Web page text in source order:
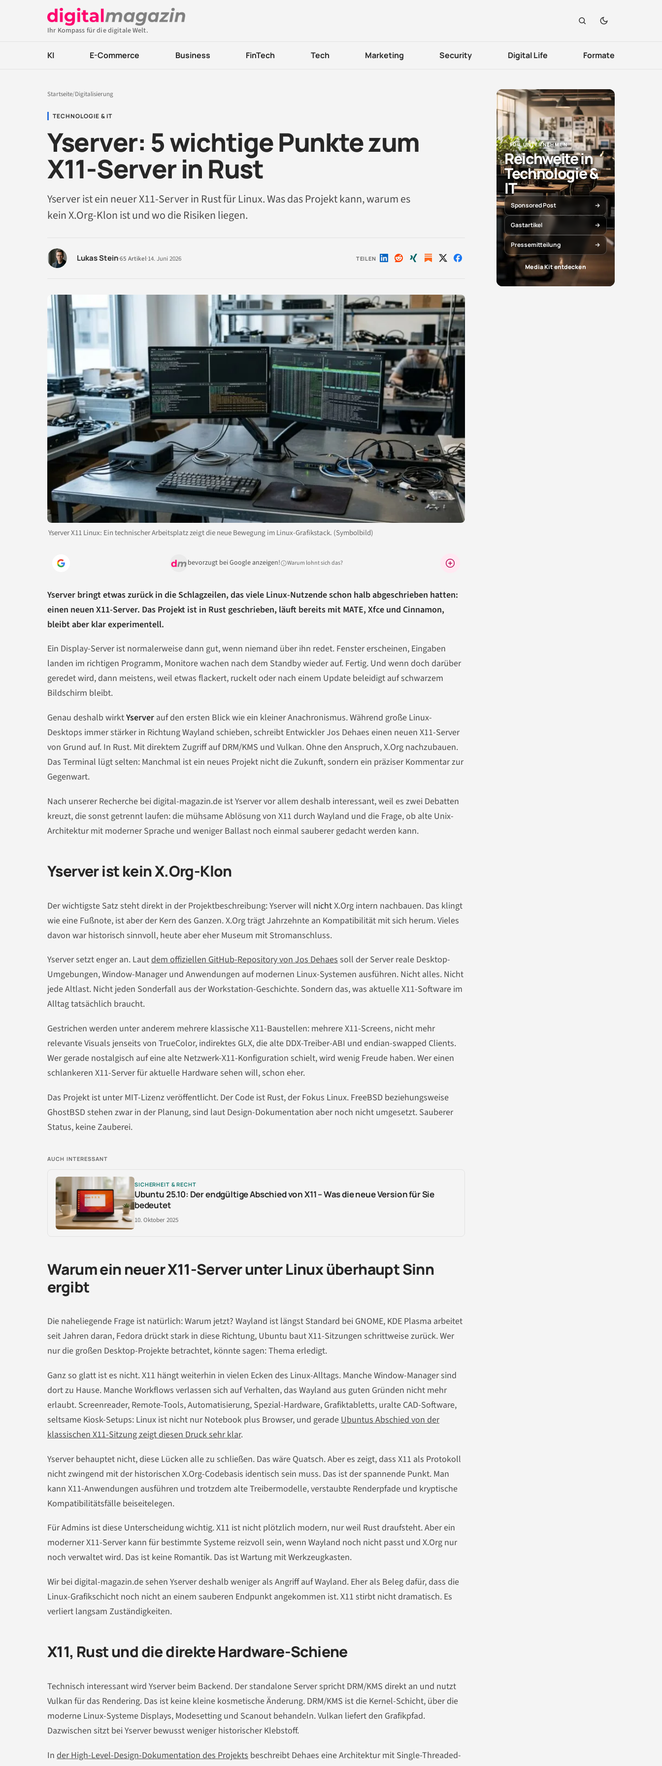
Ihr Kompass für die digitale Welt.
KI E-Commerce Business FinTech Tech Marketing Security Digital Life Formate
Startseite/Digitalisierung
TECHNOLOGIE & IT
Yserver: 5 wichtige Punkte zum
X11-Server in Rust
Yserver ist ein neuer X11-Server in Rust für Linux. Was das Projekt kann, warum es
kein X.Org-Klon ist und wo die Risiken liegen.
Lukas Stein·65 Artikel·14. Juni 2026 TEILEN Auf Auf Auf Auf Auf
Yserver X11 Linux: Ein technischer Arbeitsplatz zeigt die neue Bewegung im Linux-Grafikstack. (Symbolbild)
bevorzugt bei Google anzeigen! Warum lohnt sich das?
Yserver bringt etwas zurück in die Schlagzeilen, das viele Linux-Nutzende schon halb abgeschrieben hatten:
einen neuen X11-Server. Das Projekt ist in Rust geschrieben, läuft bereits mit MATE, Xfce und Cinnamon,
bleibt aber klar experimentell.
Ein Display-Server ist normalerweise dann gut, wenn niemand über ihn redet. Fenster erscheinen, Eingaben
landen im richtigen Programm, Monitore wachen nach dem Standby wieder auf. Fertig. Und wenn doch darüber
geredet wird, dann meistens, weil etwas flackert, ruckelt oder nach einem Update beleidigt auf schwarzem
Bildschirm bleibt.
Genau deshalb wirktYserver auf den ersten Blick wie ein kleiner Anachronismus. Während große Linux-
Desktops immer stärker in Richtung Wayland schieben, schreibt Entwickler Jos Dehaes einen neuen X11-Server
von Grund auf. In Rust. Mit direktem Zugriff auf DRM/KMS und Vulkan. Ohne den Anspruch, X.Org nachzubauen.
Das Terminal lügt selten: Manchmal ist ein neues Projekt nicht die Zukunft, sondern ein präziser Kommentar zur
Gegenwart.
Nach unserer Recherche bei digital-magazin.de ist Yserver vor allem deshalb interessant, weil es zwei Debatten
kreuzt, die sonst getrennt laufen: die mühsame Ablösung von X11 durch Wayland und die Frage, ob alte Unix-
Architektur mit moderner Sprache und weniger Ballast noch einmal sauberer gedacht werden kann.
Yserver ist kein X.Org-Klon
Der wichtigste Satz steht direkt in der Projektbeschreibung: Yserver will nichtX.Org intern nachbauen. Das klingt
wie eine Fußnote, ist aber der Kern des Ganzen. X.Org trägt Jahrzehnte an Kompatibilität mit sich herum. Vieles
davon war historisch sinnvoll, heute aber eher Museum mit Stromanschluss.
Yserver setzt enger an. Lautdem offiziellen GitHub-Repository von Jos Dehaessoll der Server reale Desktop-
Umgebungen, Window-Manager und Anwendungen auf modernen Linux-Systemen ausführen. Nicht alles. Nicht
jede Altlast. Nicht jeden Sonderfall aus der Workstation-Geschichte. Sondern das, was aktuelle X11-Software im
Alltag tatsächlich braucht.
Gestrichen werden unter anderem mehrere klassische X11-Baustellen: mehrere X11-Screens, nicht mehr
relevante Visuals jenseits von TrueColor, indirektes GLX, die alte DDX-Treiber-ABI und endian-swapped Clients.
Wer gerade nostalgisch auf eine alte Netzwerk-X11-Konfiguration schielt, wird wenig Freude haben. Wer einen
schlankeren X11-Server für aktuelle Hardware sehen will, schon eher.
Das Projekt ist unter MIT-Lizenz veröffentlicht. Der Code ist Rust, der Fokus Linux. FreeBSD beziehungsweise
GhostBSD stehen zwar in der Planung, sind laut Design-Dokumentation aber noch nicht umgesetzt. Sauberer
Status, keine Zauberei.
AUCH INTERESSANT
SICHERHEIT & RECHT
Ubuntu 25.10: Der endgültige Abschied von X11 – Was die neue Version für Sie
bedeutet
10. Oktober 2025
Warum ein neuer X11-Server unter Linux überhaupt Sinn
ergibt
Die naheliegende Frage ist natürlich: Warum jetzt? Wayland ist längst Standard bei GNOME, KDE Plasma arbeitet
seit Jahren daran, Fedora drückt stark in diese Richtung, Ubuntu baut X11-Sitzungen schrittweise zurück. Wer
nur die großen Desktop-Projekte betrachtet, könnte sagen: Thema erledigt.
Ganz so glatt ist es nicht. X11 hängt weiterhin in vielen Ecken des Linux-Alltags. Manche Window-Manager sind
dort zu Hause. Manche Workflows verlassen sich auf Verhalten, das Wayland aus guten Gründen nicht mehr
erlaubt. Screenreader, Remote-Tools, Automatisierung, Spezial-Hardware, Grafiktabletts, uralte CAD-Software,
seltsame Kiosk-Setups: Linux ist nicht nur Notebook plus Browser, und gerade Ubuntus Abschied von der
klassischen X11-Sitzung zeigt diesen Druck sehr klar.
Yserver behauptet nicht, diese Lücken alle zu schließen. Das wäre Quatsch. Aber es zeigt, dass X11 als Protokoll
nicht zwingend mit der historischen X.Org-Codebasis identisch sein muss. Das ist der spannende Punkt. Man
kann X11-Anwendungen ausführen und trotzdem alte Treibermodelle, verstaubte Renderpfade und kryptische
Kompatibilitätsfälle beiseitelegen.
Für Admins ist diese Unterscheidung wichtig. X11 ist nicht plötzlich modern, nur weil Rust draufsteht. Aber ein
moderner X11-Server kann für bestimmte Systeme reizvoll sein, wenn Wayland noch nicht passt und X.Org nur
noch verwaltet wird. Das ist keine Romantik. Das ist Wartung mit Werkzeugkasten.
Wir bei digital-magazin.de sehen Yserver deshalb weniger als Angriff auf Wayland. Eher als Beleg dafür, dass die
Linux-Grafikschicht noch nicht an einem sauberen Endpunkt angekommen ist. X11 stirbt nicht dramatisch. Es
verliert langsam Zuständigkeiten.
X11, Rust und die direkte Hardware-Schiene
Technisch interessant wird Yserver beim Backend. Der standalone Server spricht DRM/KMS direkt an und nutzt
Vulkan für das Rendering. Das ist keine kleine kosmetische Änderung. DRM/KMS ist die Kernel-Schicht, über die
moderne Linux-Systeme Displays, Modesetting und Scanout behandeln. Vulkan liefert den Grafikpfad.
Dazwischen sitzt bei Yserver bewusst weniger historischer Klebstoff.
In der High-Level-Design-Dokumentation des Projekts beschreibt Dehaes eine Architektur mit Single-Threaded-
FÜR UNTERNEHMEN
Reichweite in
Technologie &
IT
Sponsored Post
Gastartikel
Pressemitteilung
Media Kit entdecken